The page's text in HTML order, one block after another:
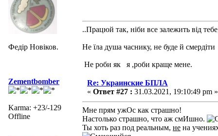
Федір Новіков.
..Працюй так, ніби все залежить від
Не їла душа часнику, не буде й смердіти
Не роби як я ,роби краще мене.
Zementbomber
Karma: +23/-129
Offline
Re: Украинские БПЛА
« Ответ #27 : 31.03.2021, 19:10:49 pm »
Мне прям ужОс как страшно!
Настолько страшно, что аж смИшно.
Ты хоть раз под реальным, не на